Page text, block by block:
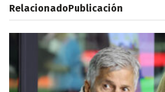
RelacionadoPublicación